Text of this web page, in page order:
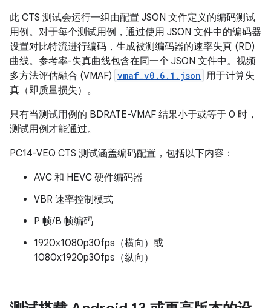
此 CTS 测试会运行一组由配置 JSON 文件定义的编码测试
用例。对于每个测试用例，通过使用 JSON 文件中的编码器
设置对比特流进行编码，生成被测编码器的速率失真 (RD)
曲线。参考率-失真曲线包含在同一个 JSON 文件中。视频
多方法评估融合 (VMAF) vmaf_v0.6.1.json 用于计算失
真（即质量损失）。
只有当测试用例的 BDRATE-VMAF 结果小于或等于 0 时，
测试用例才能通过。
PC14-VEQ CTS 测试涵盖编码配置，包括以下内容：
AVC 和 HEVC 硬件编码器
VBR 速率控制模式
P 帧/B 帧编码
1920x1080p30fps（横向）或
1080x1920p30fps（纵向）